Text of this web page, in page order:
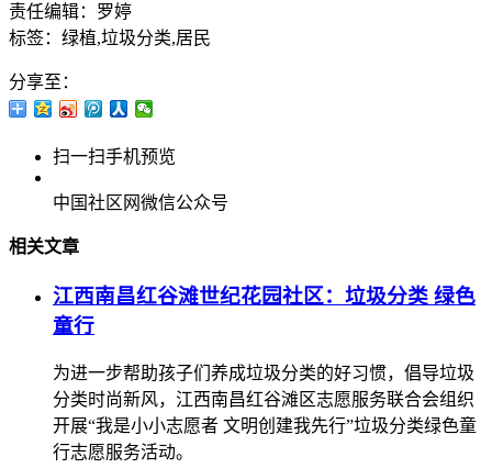
责任编辑：罗婷
标签：绿植,垃圾分类,居民
分享至：
扫一扫手机预览
中国社区网微信公众号
相关文章
江西南昌红谷滩世纪花园社区：垃圾分类 绿色
童行
为进一步帮助孩子们养成垃圾分类的好习惯，倡导垃圾
分类时尚新风，江西南昌红谷滩区志愿服务联合会组织
开展“我是小小志愿者 文明创建我先行”垃圾分类绿色童
行志愿服务活动。